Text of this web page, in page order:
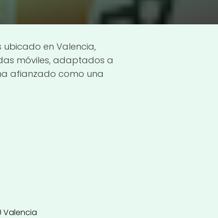
en Valencia,
móviles, adaptados a
afianzado como una
Valencia